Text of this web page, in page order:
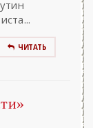
ЧИТАТЬ